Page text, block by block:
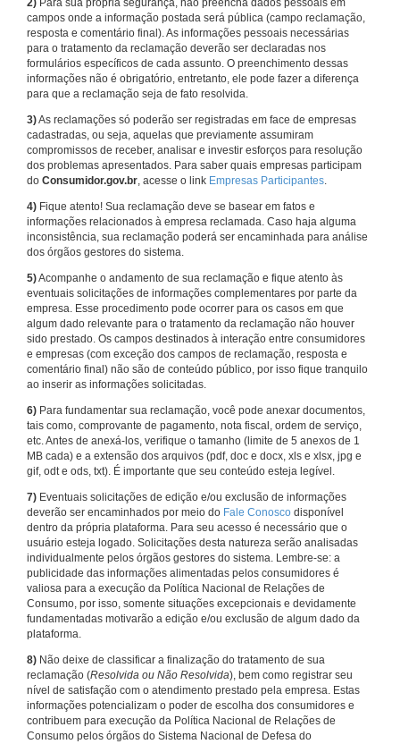
2) Para sua própria segurança, não preencha dados pessoais em
campos onde a informação postada será pública (campo reclamação,
resposta e comentário final). As informações pessoais necessárias
para o tratamento da reclamação deverão ser declaradas nos
formulários específicos de cada assunto. O preenchimento dessas
informações não é obrigatório, entretanto, ele pode fazer a diferença
para que a reclamação seja de fato resolvida.
3)As reclamações só poderão ser registradas em face de empresas
cadastradas, ou seja, aquelas que previamente assumiram
compromissos de receber, analisar e investir esforços para resolução
dos problemas apresentados. Para saber quais empresas participam
do Consumidor.gov.br, acesse o link Empresas Participantes.
4) Fique atento! Sua reclamação deve se basear em fatos e
informações relacionados à empresa reclamada. Caso haja alguma
inconsistência, sua reclamação poderá ser encaminhada para análise
dos órgãos gestores do sistema.
5)Acompanhe o andamento de sua reclamação e fique atento às
eventuais solicitações de informações complementares por parte da
empresa. Esse procedimento pode ocorrer para os casos em que
algum dado relevante para o tratamento da reclamação não houver
sido prestado. Os campos destinados à interação entre consumidores
e empresas (com exceção dos campos de reclamação, resposta e
comentário final) não são de conteúdo público, por isso fique tranquilo
ao inserir as informações solicitadas.
6) Para fundamentar sua reclamação, você pode anexar documentos,
tais como, comprovante de pagamento, nota fiscal, ordem de serviço,
etc. Antes de anexá-los, verifique o tamanho (limite de 5 anexos de 1
MB cada) e a extensão dos arquivos (pdf, doc e docx, xls e xlsx, jpg e
gif, odt e ods, txt). É importante que seu conteúdo esteja legível.
7) Eventuais solicitações de edição e/ou exclusão de informações
deverão ser encaminhados por meio do Fale Conosco disponível
dentro da própria plataforma. Para seu acesso é necessário que o
usuário esteja logado. Solicitações desta natureza serão analisadas
individualmente pelos órgãos gestores do sistema. Lembre-se: a
publicidade das informações alimentadas pelos consumidores é
valiosa para a execução da Política Nacional de Relações de
Consumo, por isso, somente situações excepcionais e devidamente
fundamentadas motivarão a edição e/ou exclusão de algum dado da
plataforma.
8) Não deixe de classificar a finalização do tratamento de sua
reclamação (Resolvida ou Não Resolvida), bem como registrar seu
nível de satisfação com o atendimento prestado pela empresa. Estas
informações potencializam o poder de escolha dos consumidores e
contribuem para execução da Política Nacional de Relações de
Consumo pelos órgãos do Sistema Nacional de Defesa do